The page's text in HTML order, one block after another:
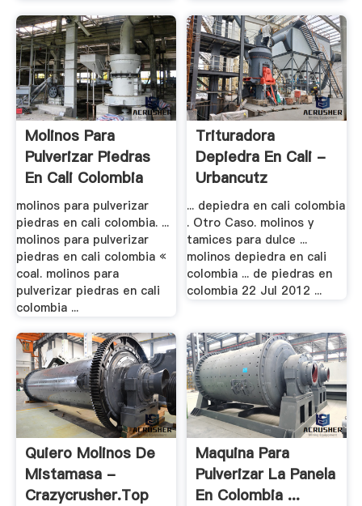
Molinos Para
Pulverizar Piedras
En Cali Colombia
molinos para pulverizar
piedras en cali colombia. ...
molinos para pulverizar
piedras en cali colombia «
coal. molinos para
pulverizar piedras en cali
colombia ...
Trituradora
Depiedra En Cali -
Urbancutz
... depiedra en cali colombia
. Otro Caso. molinos y
tamices para dulce ...
molinos depiedra en cali
colombia ... de piedras en
colombia 22 Jul 2012 ...
Quiero Molinos De
Mistamasa -
Crazycrusher.top
Maquina Para
Pulverizar La Panela
En Colombia ...